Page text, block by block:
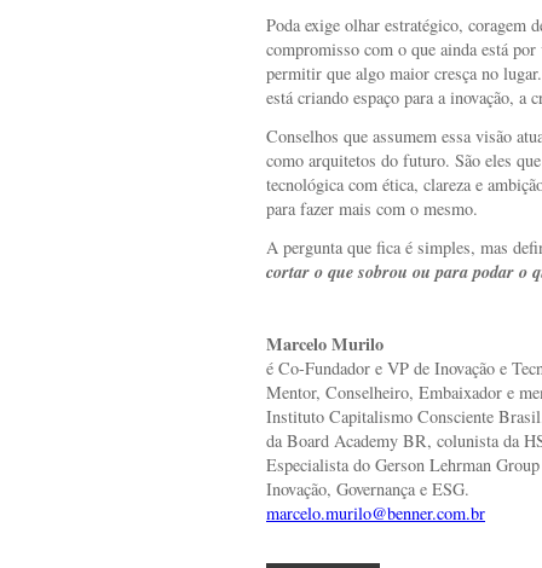
Poda exige olhar estratégico, coragem
compromisso com o que ainda está
permitir que algo maior cresça no
está criando espaço para a inovação, a
Conselhos que assumem essa visão
como arquitetos do futuro. São eles
tecnológica com ética, clareza e
para fazer mais com o mesmo.
A pergunta que fica é simples, mas
cortar o que sobrou ou para podar o
Marcelo Murilo
é Co-Fundador e VP de Inovação e
Mentor, Conselheiro, Embaixador e
Instituto Capitalismo Consciente
da Board Academy BR, colunista da
Especialista do Gerson Lehrman
Inovação, Governança e ESG.
marcelo.murilo@benner.com.br